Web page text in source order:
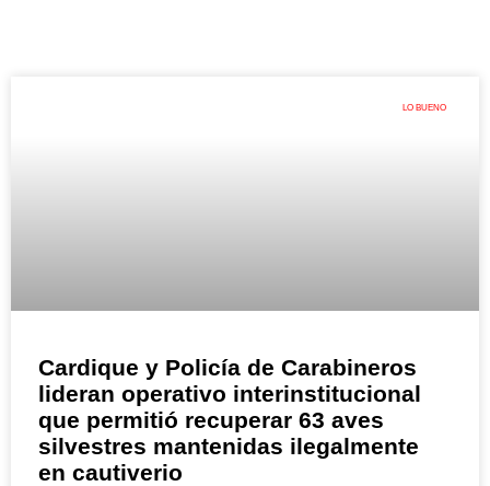
LO BUENO
Cardique y Policía de Carabineros
lideran operativo interinstitucional
que permitió recuperar 63 aves
silvestres mantenidas ilegalmente
en cautiverio